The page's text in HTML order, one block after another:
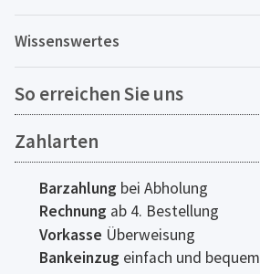
Wissenswertes
So erreichen Sie uns
Zahlarten
Barzahlung bei Abholung
Rechnung ab 4. Bestellung
Vorkasse Überweisung
Bankeinzug einfach und bequem